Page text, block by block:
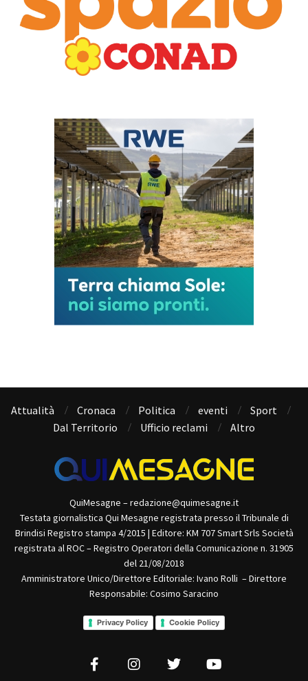
Attualità Cronaca Politica eventi
Sport
Dal Territorio
Ufficio reclami Altro
QuiMesagne – redazione@quimesagne.it
Testata giornalistica Qui Mesagne registrata presso il Tribunale di
Brindisi Registro stampa 4/2015 | Editore: KM 707 Smart Srls Società
registrata al ROC – Registro Operatori della Comunicazione n. 31905
del 21/08/2018
Amministratore Unico/Direttore Editoriale: Ivano Rolli – Direttore
Responsabile: Cosimo Saracino
Privacy Policy Cookie Policy